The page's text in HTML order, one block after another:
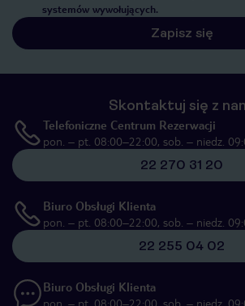
systemów wywołujących.
Zapisz się
Skontaktuj się z
Telefoniczne Centrum Rezerwacji
pon. – pt. 08:00–22:00, sob. – niedz.
22 270 31 20
Biuro Obsługi Klienta
pon. – pt. 08:00–22:00, sob. – niedz.
22 255 04 02
Biuro Obsługi Klienta
pon. – pt. 08:00–22:00, sob. – niedz.